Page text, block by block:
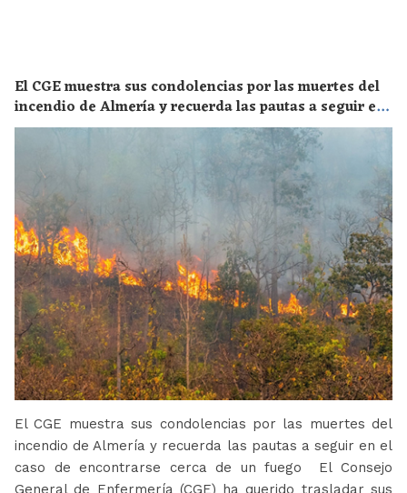
El CGE muestra sus condolencias por las muertes del
incendio de Almería y recuerda las pautas a seguir en
el caso de encontrarse cerca de un fuego
El CGE muestra sus condolencias por las muertes del
incendio de Almería y recuerda las pautas a seguir en el
caso de encontrarse cerca de un fuego El Consejo
General de Enfermería (CGE) ha querido trasladar sus